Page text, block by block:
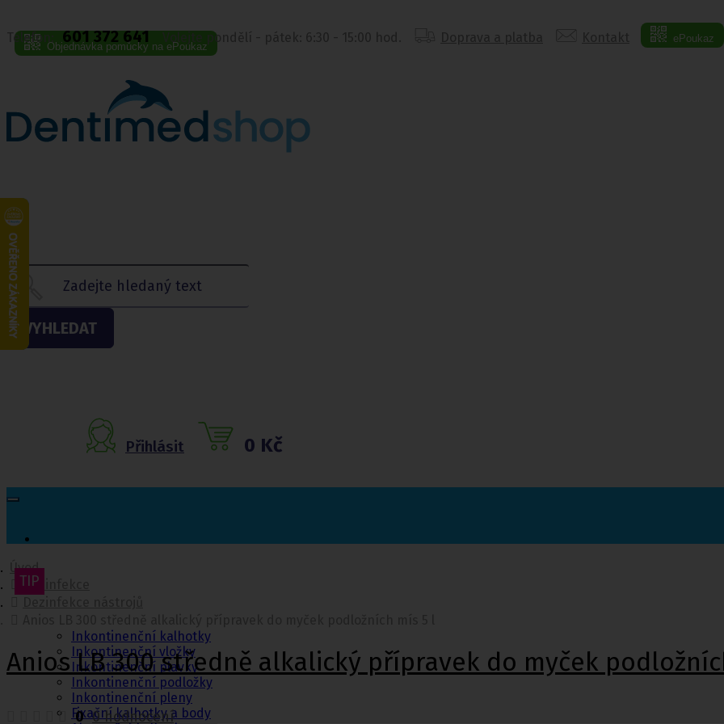
Telefon: 601 372 641 Volejte pondělí - pátek: 6:30 - 15:00 hod. ePoukaz
Objednávka pomůcky na ePoukaz
VYHLEDAT
Přihlásit 0 Kč
Inkontinenční kalhotky
Inkontinenční vložky
Inkontinenční plavky
Inkontinenční podložky
Inkontinenční pleny
Fixační kalhotky a body
Úvod
Dezinfekce
Anios LB 300 středně alkalický přípravek do myček
0 0 hodnocení
TIP